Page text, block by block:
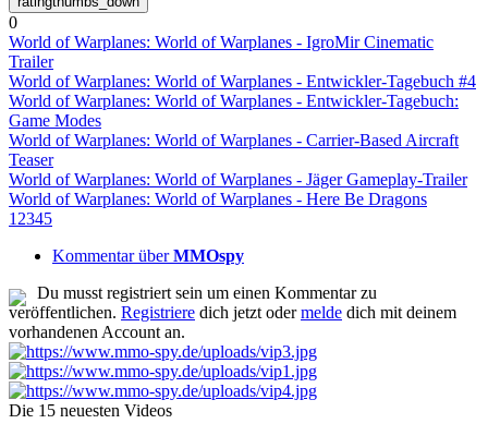
0
World of Warplanes: World of Warplanes - IgroMir Cinematic
Trailer
World of Warplanes: World of Warplanes - Entwickler-Tagebuch #4
World of Warplanes: World of Warplanes - Entwickler-Tagebuch:
Game Modes
World of Warplanes: World of Warplanes - Carrier-Based Aircraft
Teaser
World of Warplanes: World of Warplanes - Jäger Gameplay-Trailer
World of Warplanes: World of Warplanes - Here Be Dragons
1 2345
Kommentar überMMOspy
Du musst registriert sein um einen Kommentar zu
veröffentlichen. Registriere dich jetzt odermelde dich mit deinem
vorhandenen Account an.
Die 15 neuesten Videos